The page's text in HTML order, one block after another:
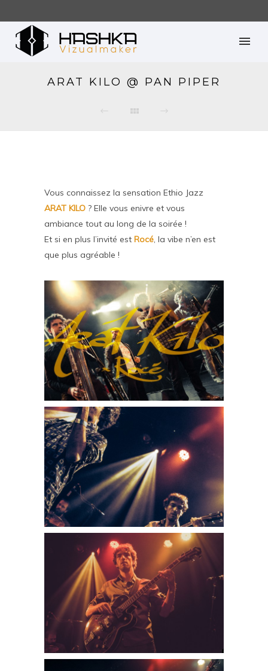
ARAT KILO @ PAN PIPER
Vous connaissez la sensation Ethio Jazz
ARAT KILO ? Elle vous enivre et vous
ambiance tout au long de la soirée !
Et si en plus l’invité est Rocé, la vibe n’en est
que plus agréable !